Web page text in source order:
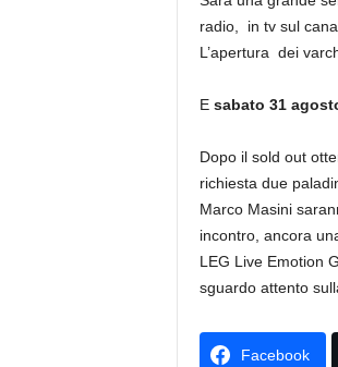
radio, in tv sul
L’apertura dei
E sabato 31
Dopo il sold out
richiesta due
Marco Masini
incontro, ancora
LEG Live Emotion
sguardo attento
Facebook